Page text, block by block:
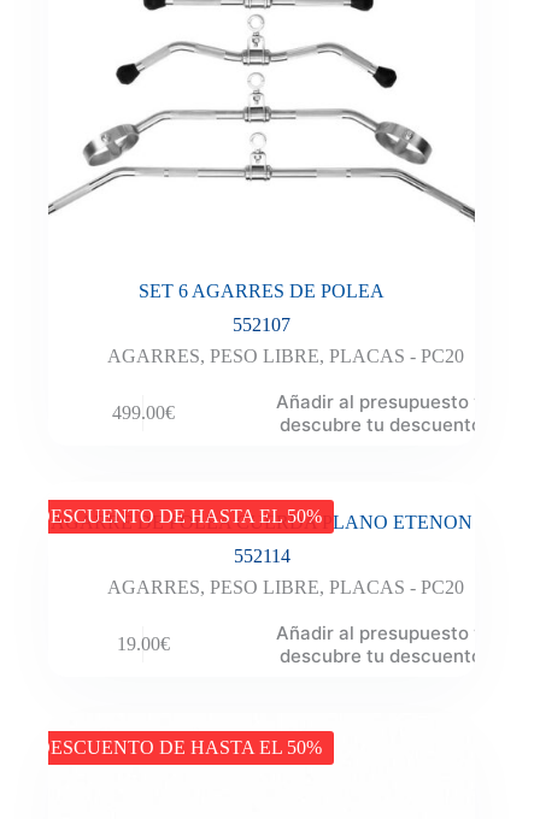
SET 6 AGARRES DE POLEA
552107
AGARRES,PESO LIBRE,PLACAS - PC20
499.00€
Añadir al presupuesto y
descubre tu descuento
DESCUENTO DE HASTA EL 50%
AGARRE DE POLEA CUERDA PLANO ETENON
552114
AGARRES,PESO LIBRE,PLACAS - PC20
19.00€
Añadir al presupuesto y
descubre tu descuento
DESCUENTO DE HASTA EL 50%